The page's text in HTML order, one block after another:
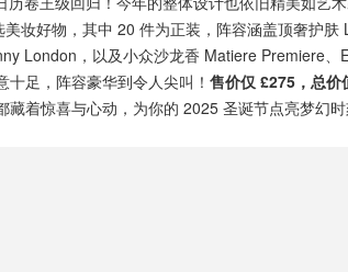
妆好物，其中 20 件为正装，阵容涵盖顶奢护
London，以及小众沙龙香 Matiere Premiere
十足，阵容豪华到令人尖叫！ 售价仅 £275，总
藏着惊喜与心动，为你的 2025 圣诞节点亮梦幻时